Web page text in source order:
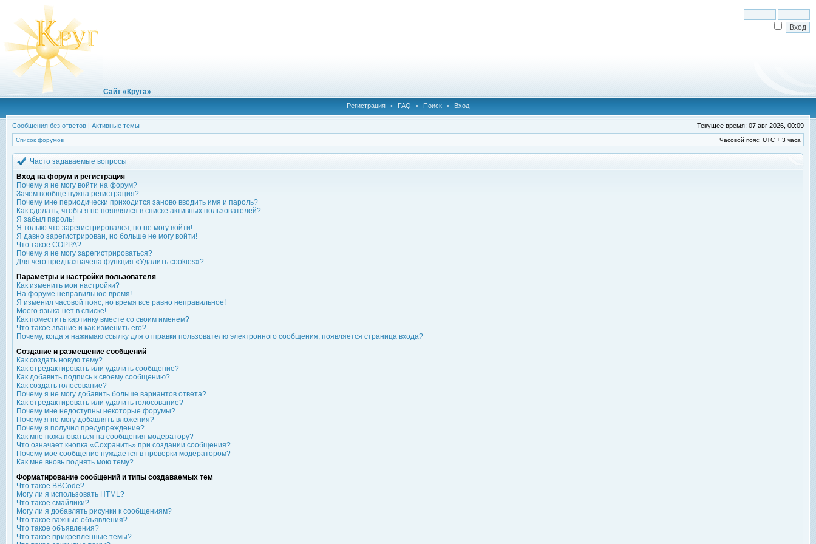
Сайт «Круга»
Регистрация • FAQ • Поиск • Вход
Сообщения без ответов | Активные темы Текущее время: 07 авг 2026, 00:09
Список форумов Часовой пояс: UTC + 3 часа
Часто задаваемые вопросы
Вход на форум и регистрация
Почему я не могу войти на форум?
Зачем вообще нужна регистрация?
Почему мне периодически приходится заново вводить имя и пароль?
Как сделать, чтобы я не появлялся в списке активных пользователей?
Я забыл пароль!
Я только что зарегистрировался, но не могу войти!
Я давно зарегистрирован, но больше не могу войти!
Что такое COPPA?
Почему я не могу зарегистрироваться?
Для чего предназначена функция «Удалить cookies»?
Параметры и настройки пользователя
Как изменить мои настройки?
На форуме неправильное время!
Я изменил часовой пояс, но время все равно неправильное!
Моего языка нет в списке!
Как поместить картинку вместе со своим именем?
Что такое звание и как изменить его?
Почему, когда я нажимаю ссылку для отправки пользователю электронного сообщения, появляется страница входа?
Создание и размещение сообщений
Как создать новую тему?
Как отредактировать или удалить сообщение?
Как добавить подпись к своему сообщению?
Как создать голосование?
Почему я не могу добавить больше вариантов ответа?
Как отредактировать или удалить голосование?
Почему мне недоступны некоторые форумы?
Почему я не могу добавлять вложения?
Почему я получил предупреждение?
Как мне пожаловаться на сообщения модератору?
Что означает кнопка «Сохранить» при создании сообщения?
Почему мое сообщение нуждается в проверки модератором?
Как мне вновь поднять мою тему?
Форматирование сообщений и типы создаваемых тем
Что такое BBCode?
Могу ли я использовать HTML?
Что такое смайлики?
Могу ли я добавлять рисунки к сообщениям?
Что такое важные объявления?
Что такое объявления?
Что такое прикрепленные темы?